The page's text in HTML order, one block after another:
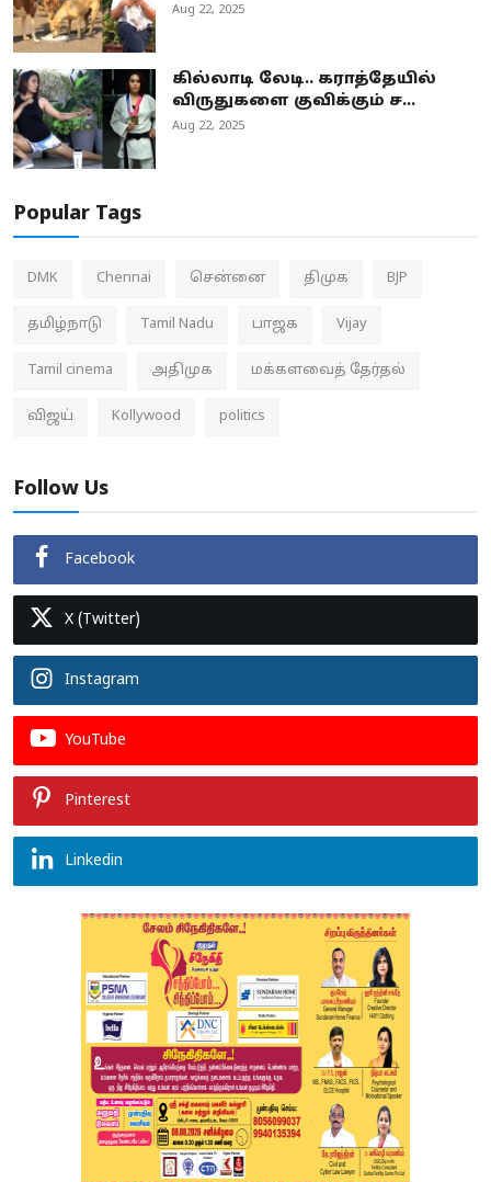
Aug 22, 2025
கில்லாடி லேடி.. கராத்தேயில்
விருதுகளை குவிக்கும் ச...
Aug 22, 2025
Popular Tags
DMK Chennai சென்னை திமுக BJP
தமிழ்நாடு Tamil Nadu பாஜக Vijay
Tamil cinema அதிமுக மக்களவைத் தேர்தல்
விஜய் Kollywood politics
Follow Us
Facebook
X (Twitter)
Instagram
YouTube
Pinterest
Linkedin